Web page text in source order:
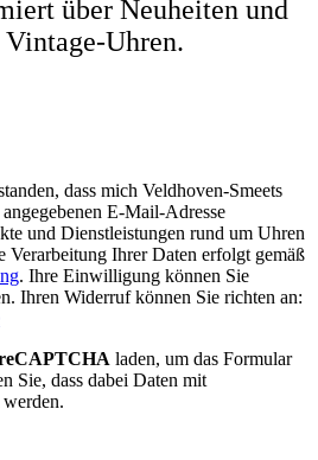
über Neuheiten und
Uhren.
dass mich Veldhoven-Smeets
E-Mail-Adresse
und Dienstleistungen rund um Uhren
Ihrer Daten erfolgt gemäß
. Ihre Einwilligung können Sie
Ihren Widerruf können Sie richten an:
laden, um das Formular
Sie, dass dabei Daten mit